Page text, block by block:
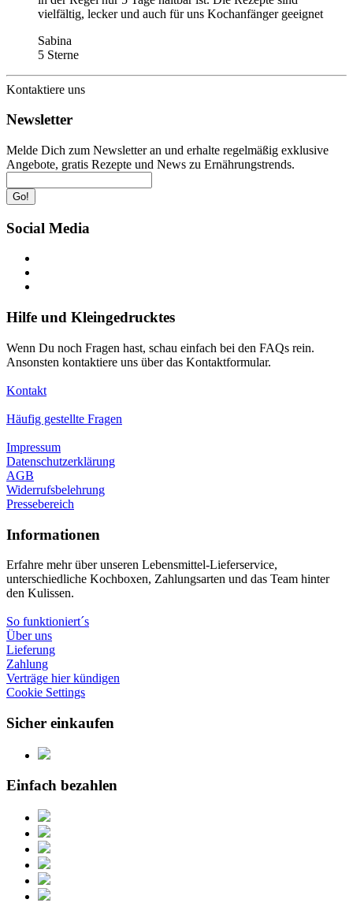
vielfältig, lecker und auch für uns Kochanfänger geeignet
Sabina
5 Sterne
Kontaktiere uns
Newsletter
Melde Dich zum Newsletter an und erhalte regelmäßig exklusive
Angebote, gratis Rezepte und News zu Ernährungstrends.
Go!
Social Media
Hilfe und Kleingedrucktes
Wenn Du noch Fragen hast, schau einfach bei den FAQs rein.
Ansonsten kontaktiere uns über das Kontaktformular.
Kontakt
Häufig gestellte Fragen
Impressum
Datenschutzerklärung
AGB
Widerrufsbelehrung
Pressebereich
Informationen
Erfahre mehr über unseren Lebensmittel-Lieferservice,
unterschiedliche Kochboxen, Zahlungsarten und das Team hinter
den Kulissen.
So funktioniert´s
Über uns
Lieferung
Zahlung
Verträge hier kündigen
Cookie Settings
Sicher einkaufen
Einfach bezahlen